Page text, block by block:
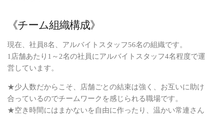
《チーム組織構成》
現在、社員8名、アルバイトスタッフ56名の組織です。
1店舗あたり1～2名の社員にアルバイトスタッフ4名程度で運
営しています。
★少人数だからこそ、店舗ごとの結束は強く、お互いに助け
合っているのでチームワークを感じられる職場です。
★空き時間にはまかないを自由に作ったり、温かい常連さん